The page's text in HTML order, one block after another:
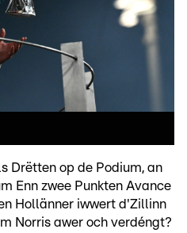
Drëtten op de Podium, an
Enn zwee Punkten Avance
Hollänner iwwert d'Zillinn
Norris awer och verdéngt?